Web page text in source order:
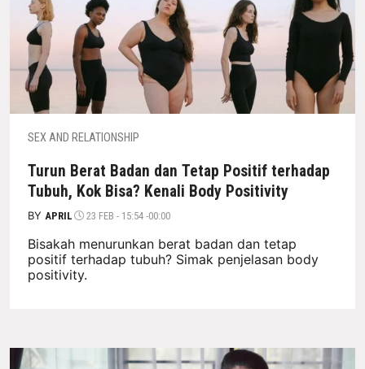
SEX AND RELATIONSHIP
Turun Berat Badan dan Tetap Positif terhadap
Tubuh, Kok Bisa? Kenali Body Positivity
BYAPRIL 23 FEB - 15:54 -00:00
Bisakah menurunkan berat badan dan tetap
positif terhadap tubuh? Simak penjelasan body
positivity.